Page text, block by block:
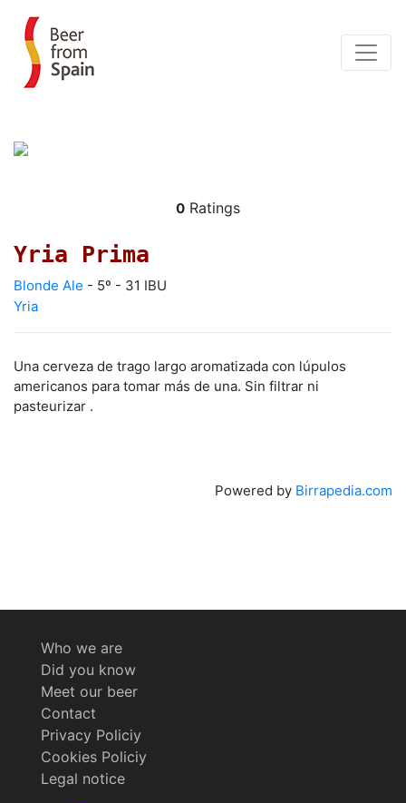
0Ratings
Yria Prima
Blonde Ale - 5º - 31 IBU
Yria
Una cerveza de trago largo aromatizada con lúpulos
americanos para tomar más de una. Sin filtrar ni
pasteurizar .
Powered by Birrapedia.com
Who we are
Did you know
Meet our beer
Contact
Privacy Policiy
Cookies Policiy
Legal notice